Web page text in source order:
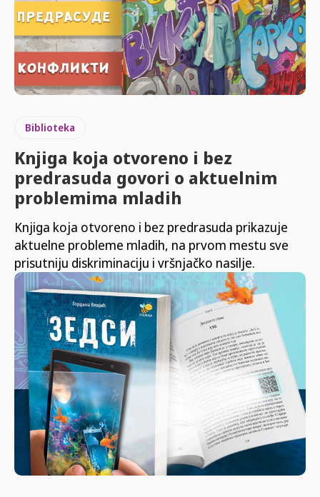
Biblioteka
Knjiga koja otvoreno i bez
predrasuda govori o aktuelnim
problemima mladih
Knjiga koja otvoreno i bez predrasuda prikazuje
aktuelne probleme mladih, na prvom mestu sve
prisutniju diskriminaciju i vršnjačko nasilje.